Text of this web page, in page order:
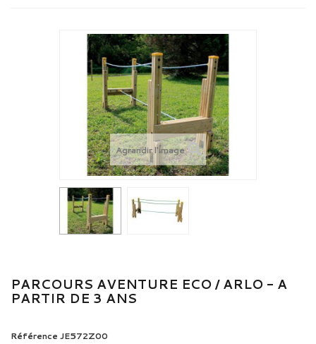
Agrandir l'image
PARCOURS AVENTURE ECO / ARLO - A
PARTIR DE 3 ANS
Référence JE572Z00